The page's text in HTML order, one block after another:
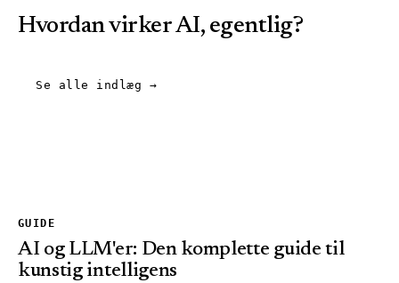
Hvordan virker AI, egentlig?
Se alle indlæg →
GUIDE
AI og LLM'er: Den komplette guide til
kunstig intelligens